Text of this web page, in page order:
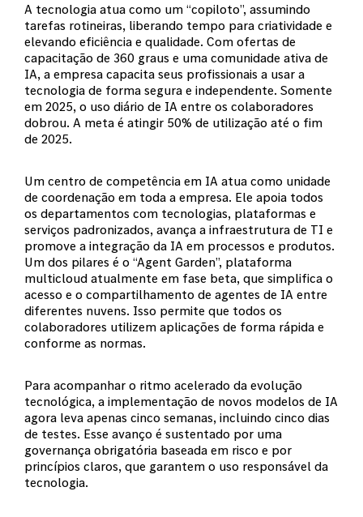
A tecnologia atua como um “copiloto”, assumindo
tarefas rotineiras, liberando tempo para criatividade e
elevando eficiência e qualidade. Com ofertas de
capacitação de 360 graus e uma comunidade ativa de
IA, a empresa capacita seus profissionais a usar a
tecnologia de forma segura e independente. Somente
em 2025, o uso diário de IA entre os colaboradores
dobrou. A meta é atingir 50% de utilização até o fim
de 2025.
Um centro de competência em IA atua como unidade
de coordenação em toda a empresa. Ele apoia todos
os departamentos com tecnologias, plataformas e
serviços padronizados, avança a infraestrutura de TI e
promove a integração da IA em processos e produtos.
Um dos pilares é o “Agent Garden”, plataforma
multicloud atualmente em fase beta, que simplifica o
acesso e o compartilhamento de agentes de IA entre
diferentes nuvens. Isso permite que todos os
colaboradores utilizem aplicações de forma rápida e
conforme as normas.
Para acompanhar o ritmo acelerado da evolução
tecnológica, a implementação de novos modelos de IA
agora leva apenas cinco semanas, incluindo cinco dias
de testes. Esse avanço é sustentado por uma
governança obrigatória baseada em risco e por
princípios claros, que garantem o uso responsável da
tecnologia.